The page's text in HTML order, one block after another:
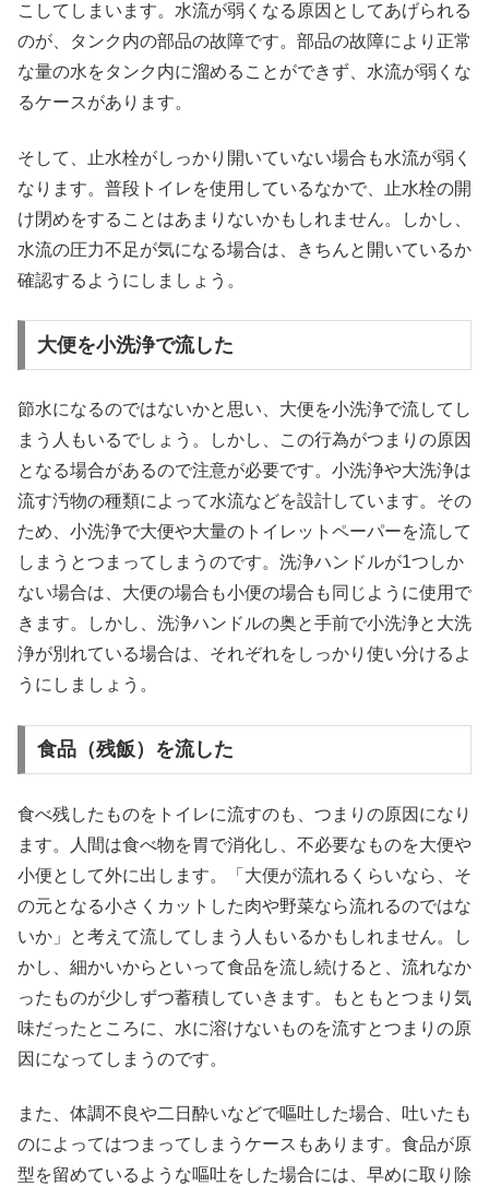
こしてしまいます。水流が弱くなる原因としてあげられる
のが、タンク内の部品の故障です。部品の故障により正常
な量の水をタンク内に溜めることができず、水流が弱くな
るケースがあります。
そして、止水栓がしっかり開いていない場合も水流が弱く
なります。普段トイレを使用しているなかで、止水栓の開
け閉めをすることはあまりないかもしれません。しかし、
水流の圧力不足が気になる場合は、きちんと開いているか
確認するようにしましょう。
大便を小洗浄で流した
節水になるのではないかと思い、大便を小洗浄で流してし
まう人もいるでしょう。しかし、この行為がつまりの原因
となる場合があるので注意が必要です。小洗浄や大洗浄は
流す汚物の種類によって水流などを設計しています。その
ため、小洗浄で大便や大量のトイレットペーパーを流して
しまうとつまってしまうのです。洗浄ハンドルが1つしか
ない場合は、大便の場合も小便の場合も同じように使用で
きます。しかし、洗浄ハンドルの奥と手前で小洗浄と大洗
浄が別れている場合は、それぞれをしっかり使い分けるよ
うにしましょう。
食品（残飯）を流した
食べ残したものをトイレに流すのも、つまりの原因になり
ます。人間は食べ物を胃で消化し、不必要なものを大便や
小便として外に出します。「大便が流れるくらいなら、そ
の元となる小さくカットした肉や野菜なら流れるのではな
いか」と考えて流してしまう人もいるかもしれません。し
かし、細かいからといって食品を流し続けると、流れなか
ったものが少しずつ蓄積していきます。もともとつまり気
味だったところに、水に溶けないものを流すとつまりの原
因になってしまうのです。
また、体調不良や二日酔いなどで嘔吐した場合、吐いたも
のによってはつまってしまうケースもあります。食品が原
型を留めているような嘔吐をした場合には、早めに取り除